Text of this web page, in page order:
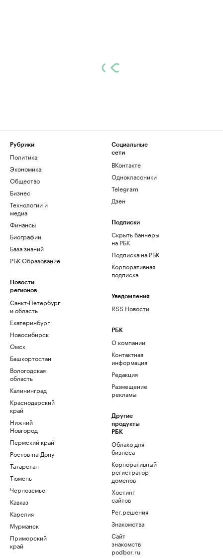
Рубрики
Политика
Экономика
Общество
Бизнес
Технологии и
медиа
Финансы
Биографии
База знаний
РБК Образование
Новости
регионов
Санкт-Петербург
и область
Екатеринбург
Новосибирск
Омск
Башкортостан
Вологодская
область
Калининград
Краснодарский
край
Нижний
Новгород
Пермский край
Ростов-на-Дону
Татарстан
Тюмень
Черноземье
Кавказ
Карелия
Мурманск
Приморский
край
Социальные
сети
ВКонтакте
Одноклассники
Telegram
Дзен
Подписки
Скрыть баннеры
на РБК
Подписка на РБК
Корпоративная
подписка
Уведомления
RSS Новости
РБК
О компании
Контактная
информация
Редакция
Размещение
рекламы
Другие
продукты
РБК
Облако для
бизнеса
Корпоративный
регистратор
доменов
Хостинг
сайтов
Рег.решения
Знакомства
Сайт
знакомств
podbor.ru